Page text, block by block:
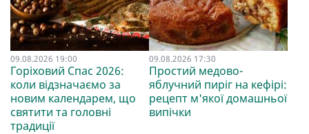
09.08.2026 19:00
Горіховий Спас 2026:
коли відзначаємо за
новим календарем, що
святити та головні
традиції
09.08.2026 17:30
Простий медово-
яблучний пиріг на кефірі:
рецепт м'якої домашньої
випічки